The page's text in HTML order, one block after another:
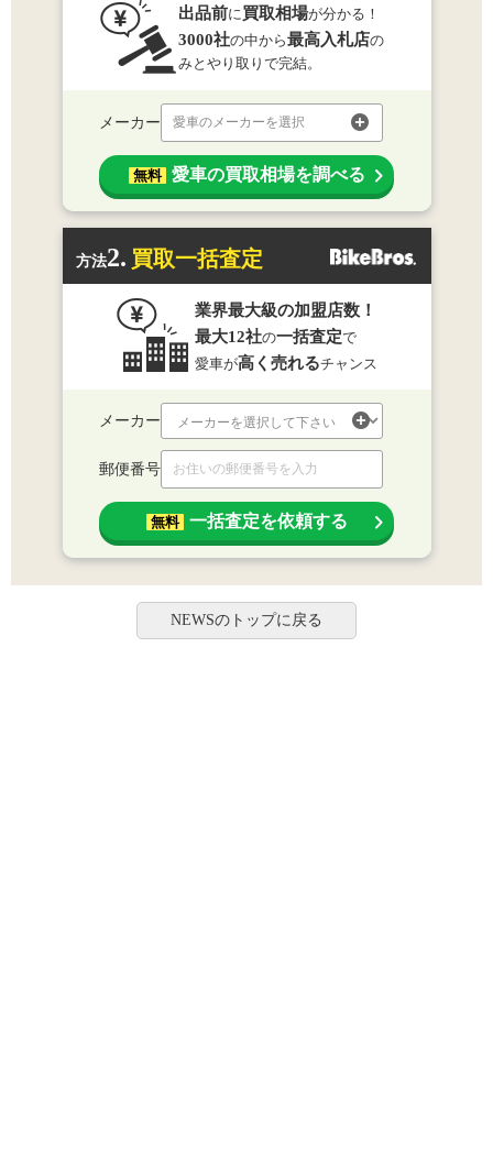
出品前に買取相場が分かる！
3000社の中から最高入札店の
みとやり取りで完結。
メーカー 愛車のメーカーを選択
無料 愛車の買取相場を調べる
方法2. 買取一括査定
業界最大級の加盟店数！
最大12社の一括査定で
愛車が高く売れるチャンス
メーカー
郵便番号
無料 一括査定を依頼する
NEWSのトップに戻る